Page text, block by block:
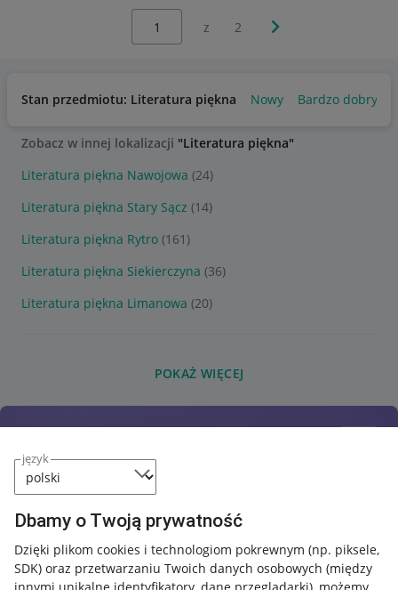
język
Dbamy o Twoją prywatność
Dzięki plikom cookies i technologiom pokrewnym (np. piksele,
SDK) oraz przetwarzaniu Twoich danych osobowych (między
z 2 Następna strona
Stan przedmiotu: Literatura piękna Nowy Bardzo dobry
Zobacz w innej lokalizacji "Literatura piękna"
Literatura piękna Nawojowa (24)
Literatura piękna Stary Sącz (14)
Literatura piękna Rytro (161)
Literatura piękna Siekierczyna (36)
Literatura piękna Limanowa (20)
POKAŻ WIĘCEJ